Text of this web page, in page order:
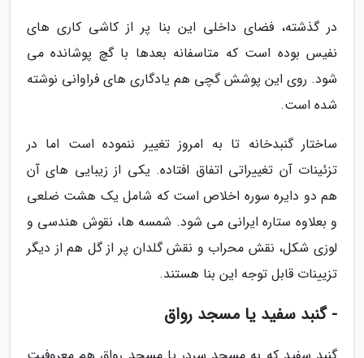
در گذشته، فضای داخلی این بنا پر از کاشی کاری های
نفیس بوده است که متاسفانه بعدها با گچ پوشانده می
شود. روی این پوشش گچی هم یادگاری های فراوانی نوشته
شده است.
ساختار گنبدخانه تا به امروز تغییر ننموده است اما در
تزئینات آن تغییراتی اتفاق افتاده. یکی از زیبایی های آن
هم دو دایره سوره اخلاص است که شامل یک هشت ضلعی
و بعلاوه ستاره ایرانی می شود. شمسه ها، نقوش هندسی و
لوزی شکل، نقش محراب و نقش گلدان پر از گل هم از دیگر
تزیینات قابل توجه این بنا هستند.
- گنبد سفید یا مسجد رواق